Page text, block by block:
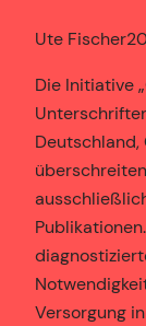
Ute Fischer
Die Initiative
Deutschland,
Versorgung